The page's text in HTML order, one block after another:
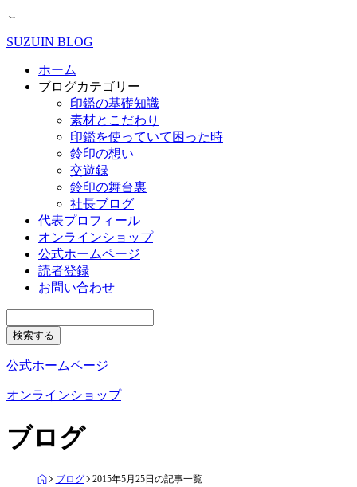
SUZUIN BLOG
ホーム
ブログカテゴリー
印鑑の基礎知識
素材とこだわり
印鑑を使っていて困った時
鈴印の想い
交遊録
鈴印の舞台裏
社長ブログ
代表プロフィール
オンラインショップ
公式ホームページ
読者登録
お問い合わせ
公式ホームページ
オンラインショップ
ブログ
ブログ 2015年5月25日の記事一覧